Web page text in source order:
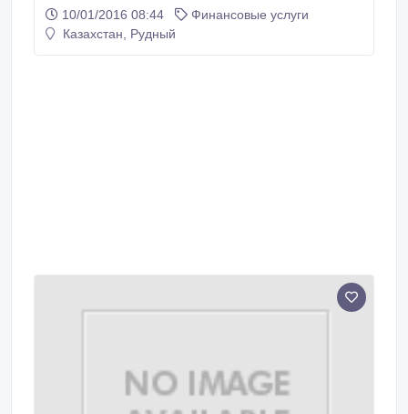
(absaloanfirms@gmail.com), и в течение 30 минут с
момента утверждения, мы поставляем бы ваши
10/01/2016 08:44
Финансовые услуги
Казахстан, Рудный